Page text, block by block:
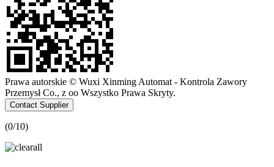
Prawa autorskie © Wuxi Xinming Automat - Kontrola Zawory
Przemysł Co., z oo Wszystko Prawa Skryty.
Contact Supplier
(0/10)